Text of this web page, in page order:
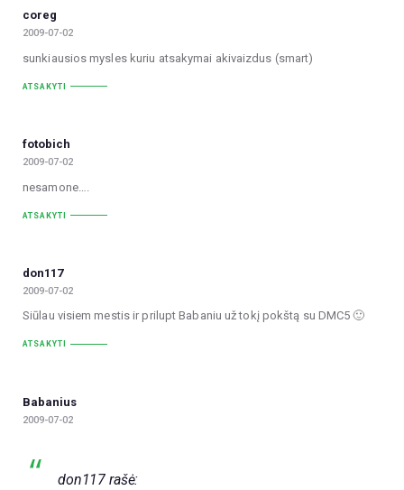
coreg
2009-07-02
sunkiausios mysles kuriu atsakymai akivaizdus (smart)
ATSAKYTI
fotobich
2009-07-02
nesamone….
ATSAKYTI
don117
2009-07-02
Siūlau visiem mestis ir prilupt Babaniu už tokį pokštą su DMC5 🙂
ATSAKYTI
Babanius
2009-07-02
don117 rašė: